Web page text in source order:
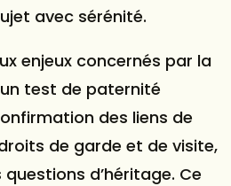
avec sérénité.
enjeux concernés par la
test de paternité
des liens de
de garde et de visite,
questions d’héritage. Ce